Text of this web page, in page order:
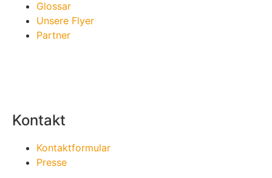
Glossar
Unsere Flyer
Partner
Kontakt
Kontaktformular
Presse